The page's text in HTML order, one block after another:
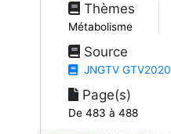
Thèmes
Métabolisme
Source
JNGTV GTV2020
Page(s)
De 483 à 488